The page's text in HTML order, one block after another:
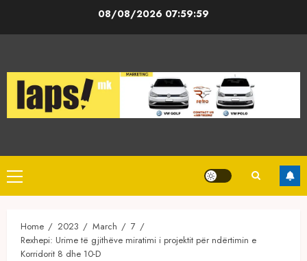
08/08/2026 07:59:59
Primary
Menu
Home 2023 March
7
Rexhepi: Urime të gjithëve miratimi i projektit për ndërtimin e
Korridorit 8 dhe 10-D